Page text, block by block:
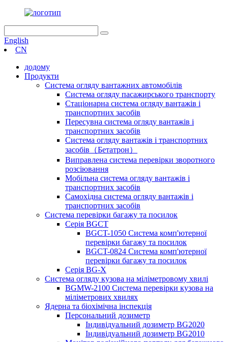
English
CN
додому
Продукти
Система огляду вантажних автомобілів
Система огляду пасажирського транспорту
Стаціонарна система огляду вантажів і
транспортних засобів
Пересувна система огляду вантажів і
транспортних засобів
Система огляду вантажів і транспортних
засобів（Бетатрон）
Виправлена ​​система перевірки зворотного
розсіювання
Мобільна система огляду вантажів і
транспортних засобів
Самохідна система огляду вантажів і
транспортних засобів
Система перевірки багажу та посилок
Серія BGCT
BGCT-1050 Система комп'ютерної
перевірки багажу та посилок
BGCT-0824 Система комп'ютерної
перевірки багажу та посилок
Серія BG-X
Система огляду кузова на міліметровому хвилі
BGMW-2100 Система перевірки кузова на
міліметрових хвилях
Ядерна та біохімічна інспекція
Персональний дозиметр
Індивідуальний дозиметр BG2020
Індивідуальний дозиметр BG2010